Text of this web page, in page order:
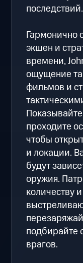
последствий.
Гармонично
экшен и
времени,
ощущение
фильмов и
проходите
чтобы
и локации.
будут
оружия.
количеству
подбирайте
врагов.